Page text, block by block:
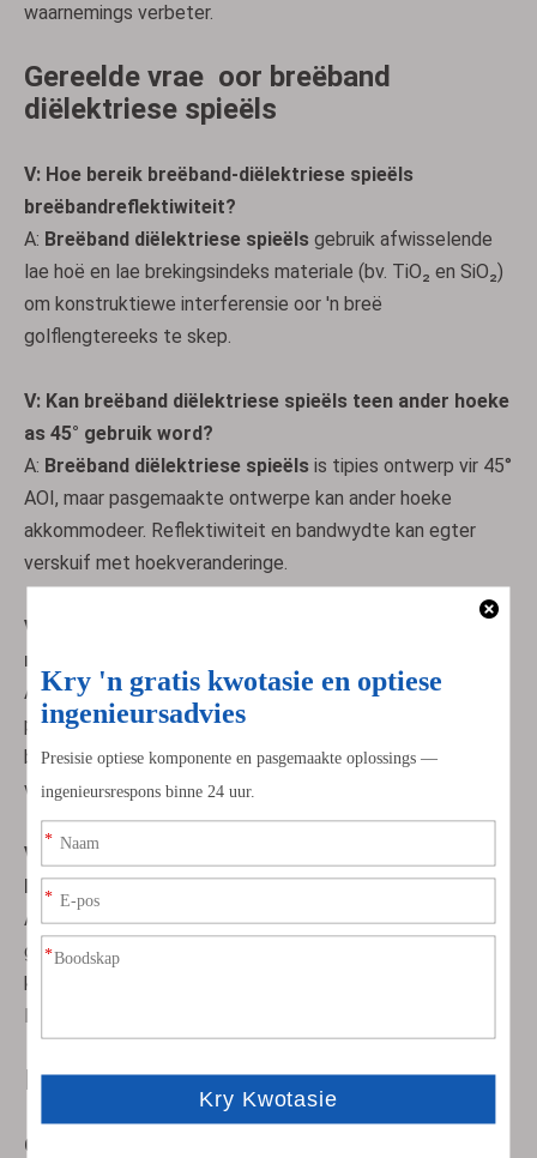
waarnemings verbeter.
Gereelde vrae oor breëband
diëlektriese spieëls
V: Hoe bereik breëband-diëlektriese spieëls
breëbandreflektiwiteit?
A: Breëband diëlektriese spieëls gebruik afwisselende
lae hoë en lae brekingsindeks materiale (bv. TiO₂ en SiO₂)
om konstruktiewe interferensie oor 'n breë
golflengtereeks te skep.
V: Kan breëband diëlektriese spieëls teen ander hoeke
as 45° gebruik word?
A: Breëband diëlektriese spieëls is tipies ontwerp vir 45°
AOI, maar pasgemaakte ontwerpe kan ander hoeke
akkommodeer. Reflektiwiteit en bandwydte kan egter
verskuif met hoekveranderinge.
V: Wat is die afweging tussen bandwydte en
reflektiwiteit?
A: Wyer bandwydtes lei gewoonlik tot effens laer
piekreflektiwiteit. Onsbreëband diëlektriese spieëls
balanseer hierdie faktore om aan toepassingspesifieke
vereistes te voldoen.
V: Is breëband diëlektriese spieëls geskik vir hoëkrag-
kontinugolflasers (CW)?
A: Ja,Breëband-diëlektriese spieëlsmet
geoptimaliseerde bedekkings kan CW-lasers tot op
kilowattvlakke hanteer. Spesifiseer altyd jou
laserparameters vir optimale ontwerp.
Hoekom ons kies
Coating Innovasie
HR-laserlynspieëls
Silwer bedekte spieëls HR Reghoekige Retroreflektors